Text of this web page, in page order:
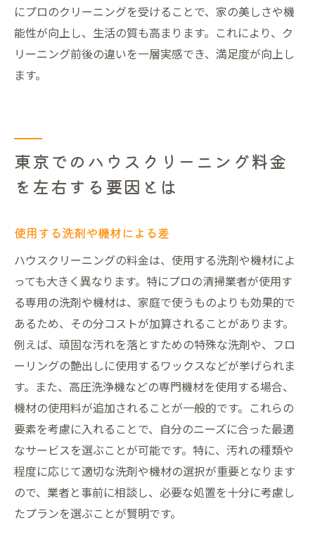
にプロのクリーニングを受けることで、家の美しさや機
能性が向上し、生活の質も高まります。これにより、ク
リーニング前後の違いを一層実感でき、満足度が向上し
ます。
東京でのハウスクリーニング料金
を左右する要因とは
使用する洗剤や機材による差
ハウスクリーニングの料金は、使用する洗剤や機材によ
っても大きく異なります。特にプロの清掃業者が使用す
る専用の洗剤や機材は、家庭で使うものよりも効果的で
あるため、その分コストが加算されることがあります。
例えば、頑固な汚れを落とすための特殊な洗剤や、フロ
ーリングの艶出しに使用するワックスなどが挙げられま
す。また、高圧洗浄機などの専門機材を使用する場合、
機材の使用料が追加されることが一般的です。これらの
要素を考慮に入れることで、自分のニーズに合った最適
なサービスを選ぶことが可能です。特に、汚れの種類や
程度に応じて適切な洗剤や機材の選択が重要となります
ので、業者と事前に相談し、必要な処置を十分に考慮し
たプランを選ぶことが賢明です。